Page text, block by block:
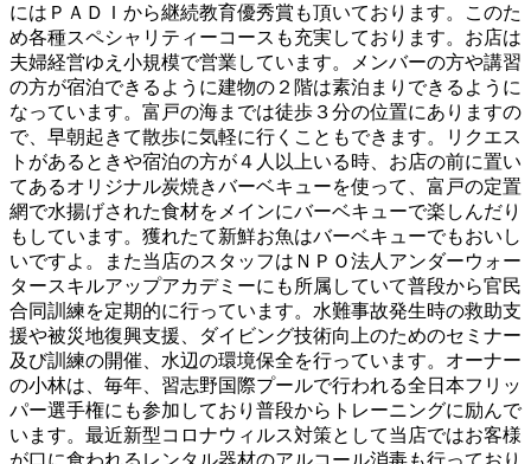
にはＰＡＤＩから継続教育優秀賞も頂いております。このた
め各種スペシャリティーコースも充実しております。お店は
夫婦経営ゆえ小規模で営業しています。メンバーの方や講習
の方が宿泊できるように建物の２階は素泊まりできるように
なっています。富戸の海までは徒歩３分の位置にありますの
で、早朝起きて散歩に気軽に行くこともできます。リクエス
トがあるときや宿泊の方が４人以上いる時、お店の前に置い
てあるオリジナル炭焼きバーベキューを使って、富戸の定置
網で水揚げされた食材をメインにバーベキューで楽しんだり
もしています。獲れたて新鮮お魚はバーベキューでもおいし
いですよ。また当店のスタッフはＮＰＯ法人アンダーウォー
タースキルアップアカデミーにも所属していて普段から官民
合同訓練を定期的に行っています。水難事故発生時の救助支
援や被災地復興支援、ダイビング技術向上のためのセミナー
及び訓練の開催、水辺の環境保全を行っています。オーナー
の小林は、毎年、習志野国際プールで行われる全日本フリッ
パー選手権にも参加しており普段からトレーニングに励んで
います。最近新型コロナウィルス対策として当店ではお客様
が口に食われるレンタル器材のアルコール消毒も行っており